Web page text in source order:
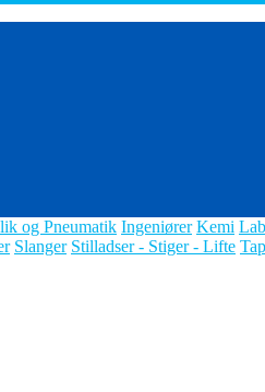
og Pneumatik Ingeniører Kemi
Slanger Stilladser - Stiger - Lifte